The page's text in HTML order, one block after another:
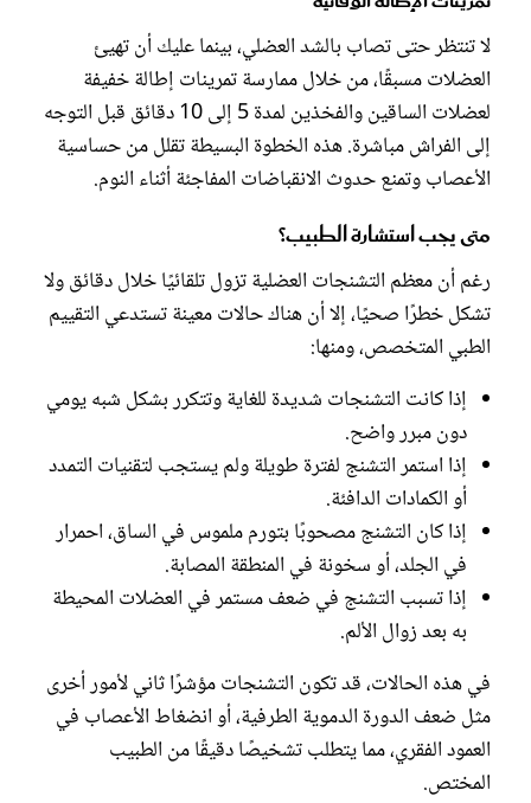
لا تنتظر حتى تصاب بالشد العضلي، بينما عليك أن تهيئ
العضلات مسبقًا، من خلال ممارسة تمرينات إطالة خفيفة
لعضلات الساقين والفخذين لمدة 5 إلى 10 دقائق قبل التوجه
إلى الفراش مباشرة. هذه الخطوة البسيطة تقلل من حساسية
الأعصاب وتمنع حدوث الانقباضات المفاجئة أثناء النوم.
متى يجب استشارة الطبيب؟
رغم أن معظم التشنجات العضلية تزول تلقائيًا خلال دقائق ولا
تشكل خطرًا صحيًا، إلا أن هناك حالات معينة تستدعي التقييم
الطبي المتخصص، ومنها:
إذا كانت التشنجات شديدة للغاية وتتكرر بشكل شبه يومي
دون مبرر واضح.
إذا استمر التشنج لفترة طويلة ولم يستجب لتقنيات التمدد
أو الكمادات الدافئة.
إذا كان التشنج مصحوبًا بتورم ملموس في الساق، احمرار
في الجلد، أو سخونة في المنطقة المصابة.
إذا تسبب التشنج في ضعف مستمر في العضلات المحيطة
به بعد زوال الألم.
في هذه الحالات، قد تكون التشنجات مؤشرًا ثاني لأمور أخرى
مثل ضعف الدورة الدموية الطرفية، أو انضغاط الأعصاب في
العمود الفقري، مما يتطلب تشخيصًا دقيقًا من الطبيب
المختص.